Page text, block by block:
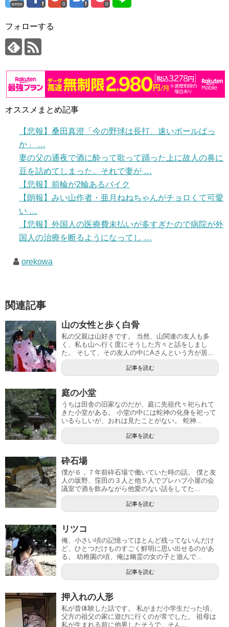
error 0 0
フォローする
オススメまとめ記事
【悲報】桑田真澄「今の野球は長打、速いボールばっ
か」 …
妻の父の通夜で酒に酔って歌って踊った上に故人の鼻に
豆を詰めてしまった。それで妻が …
【悲報】前輪が2輪あるバイク
【朗報】みい山作者・亜月ねねちゃんがチョロくて可愛
い …
【悲報】外国人の医療費未払いが多すぎたので病院が外
国人の治療を断るようになってし …
orekowa
関連記事
山の女性と歩く白骨
私の父親は山好きです。 当然、山関連の友人も多
く、私も山へ行く度にそうした方々と話をしまし
た。 そして、その友人の中にAさんという方が居...
記事を読む
庭の小堂
うちは田舎の旧家なのだが、庭に先祖代々祀られて
きた小堂がある。 小堂の中には蛇神の化身を祀って
いるらしいが、おれは見たことがない。 蛇神...
記事を読む
砕石場
僕が６，７年前砕石場で働いていた時の話。 僕と友
人の坂野、窪田の３人と他５人でプレハブ小屋の会
議室で酒を飲みながら他愛のない話をしてた...
記事を読む
リツコ
俺、小さい頃の記憶ってほとんど残ってないんだけ
ど、ひとつだけものすごく鮮明に思い出せるのがあ
る。 幼稚園の頃、俺は幽霊の女の子と遊んで...
記事を読む
押入れの人形
私が昔体験した話です。 私がまだ小学生だった頃、
父方の祖父の家に遊びに行くのが常でした。 祖母は
私が生まれる前に他界したそうで、そん...